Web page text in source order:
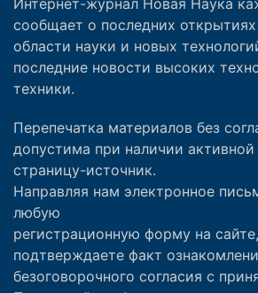
сообщает о последних
области науки и новых
последние новости высоких
техники.
Перепечатка материалов без
допустима при наличии
страницу-источник.
Направляя нам электронное
любую
регистрационную форму на
подтверждаете факт
безоговорочного согласия с